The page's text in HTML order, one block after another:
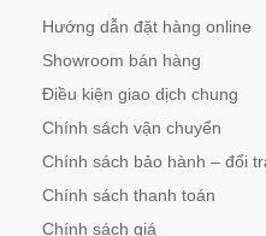
Hướng dẫn đặt hàng online
Showroom bán hàng
Điều kiện giao dịch chung
Chính sách vận chuyển
Chính sách bảo hành – đổi
Chính sách thanh toán
Chính sách giá